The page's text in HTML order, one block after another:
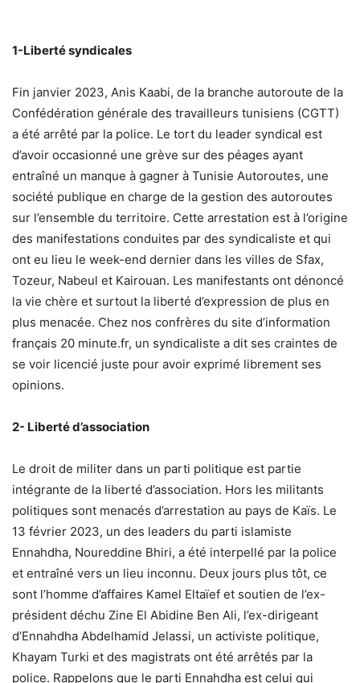
1-Liberté syndicales
Fin janvier 2023, Anis Kaabi, de la branche autoroute de la
Confédération générale des travailleurs tunisiens (CGTT)
a été arrêté par la police. Le tort du leader syndical est
d’avoir occasionné une grève sur des péages ayant
entraîné un manque à gagner à Tunisie Autoroutes, une
société publique en charge de la gestion des autoroutes
sur l’ensemble du territoire. Cette arrestation est à l’origine
des manifestations conduites par des syndicaliste et qui
ont eu lieu le week-end dernier dans les villes de Sfax,
Tozeur, Nabeul et Kairouan. Les manifestants ont dénoncé
la vie chère et surtout la liberté d’expression de plus en
plus menacée. Chez nos confrères du site d’information
français 20 minute.fr, un syndicaliste a dit ses craintes de
se voir licencié juste pour avoir exprimé librement ses
opinions.
2- Liberté d’association
Le droit de militer dans un parti politique est partie
intégrante de la liberté d’association. Hors les militants
politiques sont menacés d’arrestation au pays de Kaïs. Le
13 février 2023, un des leaders du parti islamiste
Ennahdha, Noureddine Bhiri, a été interpellé par la police
et entraîné vers un lieu inconnu. Deux jours plus tôt, ce
sont l’homme d’affaires Kamel Eltaïef et soutien de l’ex-
président déchu Zine El Abidine Ben Ali, l’ex-dirigeant
d’Ennahdha Abdelhamid Jelassi, un activiste politique,
Khayam Turki et des magistrats ont été arrêtés par la
police. Rappelons que le parti Ennahdha est celui qui